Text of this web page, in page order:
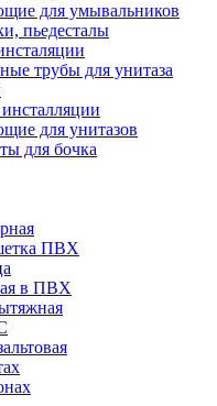
для умывальников
пьедесталы
трубы для унитаза
для унитазов
для бочка
ПВХ
в ПВХ